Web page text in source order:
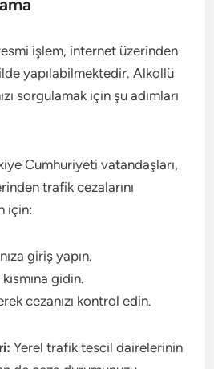
işlem, internet üzerinden
yapılabilmektedir. Alkollü
sorgulamak için şu adımları
Cumhuriyeti vatandaşları,
trafik cezalarını
için:
giriş yapın.
gidin.
cezanızı kontrol edin.
Yerel trafik tescil dairelerinin